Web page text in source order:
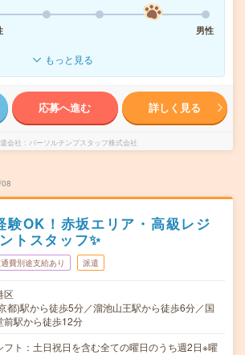
男性
もっと見る
応募へ進む 詳しく見る
会社 パーソルテンプスタッフ株式会社
験OK！赤坂エリア・高級レジ
トスタッフ✨
費別途支給あり 派遣
区
都)駅から徒歩5分／溜池山王駅から徒歩6分／国
前駅から徒歩12分
フト：土日祝日を含む全ての曜日のうち週2日※曜